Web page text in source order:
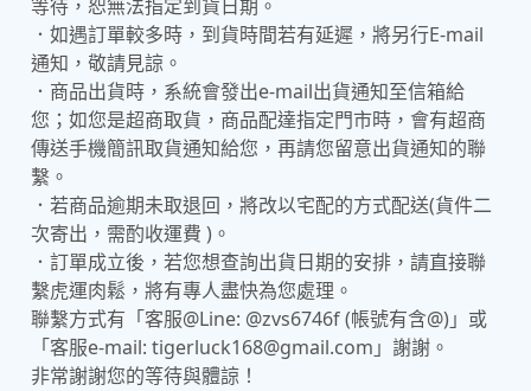
等待，恕無法指定到貨日期。
．如遇訂單較多時，到貨時間若有延遲，將另行E-mail
通知，敬請見諒。
．商品出貨時，系統會發出e-mail出貨通知至信箱給
您；如您是超商取貨，商品配達指定門市時，會有超商
傳送手機簡訊取貨通知給您，再請您留意出貨通知的聯
繫。
．若商品逾期未取退回，將改以宅配的方式配送(貨件二
次寄出，需酌收運費 )。
．訂單成立後，若您想查詢出貨日期的安排，請直接聯
繫虎運肉鬆，將有專人盡快為您處理。
聯繫方式有「客服@Line: @zvs6746f (帳號有含@)」或
「客服e-mail: tigerluck168@gmail.com」謝謝。
非常謝謝您的等待與體諒！